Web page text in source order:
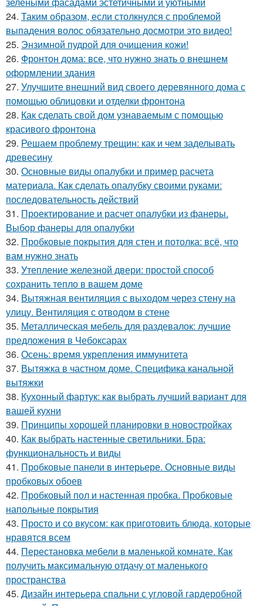
24. Таким образом, если столкнулся с проблемой
выпадения волос обязательно досмотри это видео!
25. Энзимной пудрой для очищения кожи!
26. Фронтон дома: все, что нужно знать о внешнем
оформлении здания
27. Улучшите внешний вид своего деревянного дома с
помощью облицовки и отделки фронтона
28. Как сделать свой дом узнаваемым с помощью
красивого фронтона
29. Решаем проблему трещин: как и чем заделывать
древесину
30. Основные виды опалубки и пример расчета
материала. Как сделать опалубку своими руками:
последовательность действий
31. Проектирование и расчет опалубки из фанеры.
Выбор фанеры для опалубки
32. Пробковые покрытия для стен и потолка: всё, что
вам нужно знать
33. Утепление железной двери: простой способ
сохранить тепло в вашем доме
34. Вытяжная вентиляция с выходом через стену на
улицу. Вентиляция с отводом в стене
35. Металлическая мебель для раздевалок: лучшие
предложения в Чебоксарах
36. Осень: время укрепления иммунитета
37. Вытяжка в частном доме. Специфика канальной
вытяжки
38. Кухонный фартук: как выбрать лучший вариант для
вашей кухни
39. Принципы хорошей планировки в новостройках
40. Как выбрать настенные светильники. Бра:
функциональность и виды
41. Пробковые панели в интерьере. Основные виды
пробковых обоев
42. Пробковый пол и настенная пробка. Пробковые
напольные покрытия
43. Просто и со вкусом: как приготовить блюда, которые
нравятся всем
44. Перестановка мебели в маленькой комнате. Как
получить максимальную отдачу от маленького
пространства
45. Дизайн интерьера спальни с угловой гардеробной